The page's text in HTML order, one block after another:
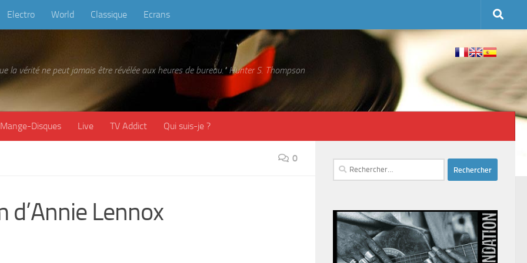
Electro World Classique Ecrans
la vérité ne peut jamais être révélée aux heures de bureau." Hunter S. Thompson
Mange-Disques Live TV Addict Qui suis-je ?
0
d’Annie Lennox
Rechercher :